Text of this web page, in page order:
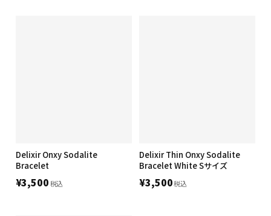
Delixir Onxy Sodalite
Bracelet
¥3,500税込
Delixir Thin Onxy Sodalite
Bracelet White Sサイズ
¥3,500税込